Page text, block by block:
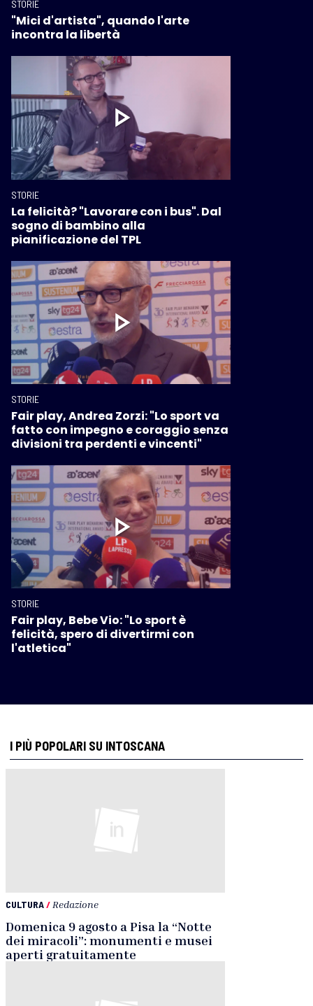
STORIE
"Mici d'artista", quando l'arte
incontra la libertà
STORIE
La felicità? "Lavorare con i bus". Dal
sogno di bambino alla
pianificazione del TPL
STORIE
Fair play, Andrea Zorzi: "Lo sport va
fatto con impegno e coraggio senza
divisioni tra perdenti e vincenti"
STORIE
Fair play, Bebe Vio: "Lo sport è
felicità, spero di divertirmi con
l'atletica"
I PIÙ POPOLARI SU INTOSCANA
CULTURA/ Redazione
Domenica 9 agosto a Pisa la “Notte
dei miracoli”: monumenti e musei
aperti gratuitamente